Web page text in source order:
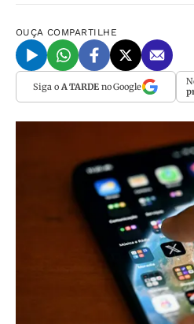
OUÇA COMPARTILHE
Siga o A TARDEno Google